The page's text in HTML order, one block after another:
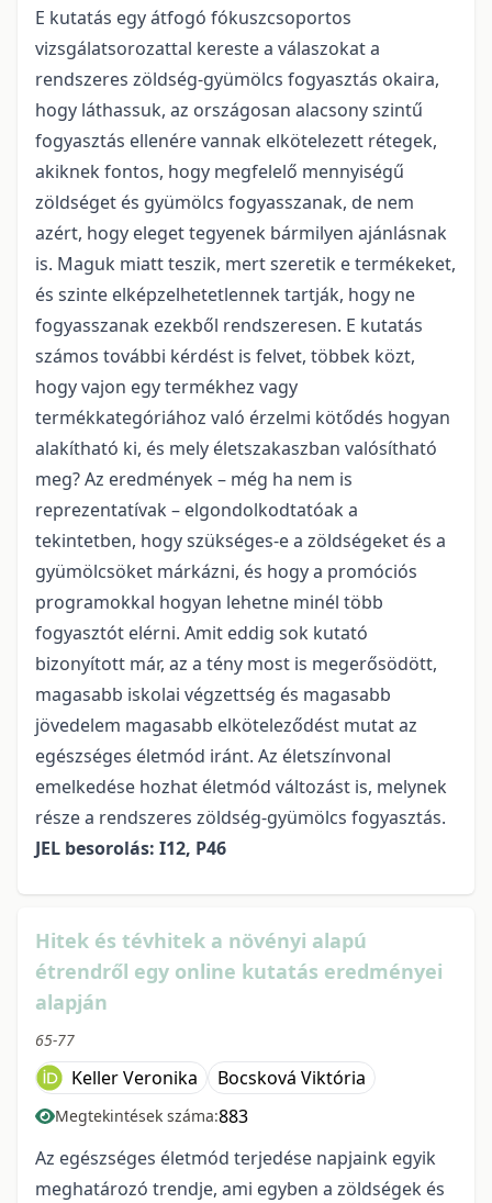
E kutatás egy átfogó fókuszcsoportos
vizsgálatsorozattal kereste a válaszokat a
rendszeres zöldség-gyümölcs fogyasztás okaira,
hogy láthassuk, az országosan alacsony szintű
fogyasztás ellenére vannak elkötelezett rétegek,
akiknek fontos, hogy megfelelő mennyiségű
zöldséget és gyümölcs fogyasszanak, de nem
azért, hogy eleget tegyenek bármilyen ajánlásnak
is. Maguk miatt teszik, mert szeretik e termékeket,
és szinte elképzelhetetlennek tartják, hogy ne
fogyasszanak ezekből rendszeresen. E kutatás
számos további kérdést is felvet, többek közt,
hogy vajon egy termékhez vagy
termékkategóriához való érzelmi kötődés hogyan
alakítható ki, és mely életszakaszban valósítható
meg? Az eredmények – még ha nem is
reprezentatívak – elgondolkodtatóak a
tekintetben, hogy szükséges-e a zöldségeket és a
gyümölcsöket márkázni, és hogy a promóciós
programokkal hogyan lehetne minél több
fogyasztót elérni. Amit eddig sok kutató
bizonyított már, az a tény most is megerősödött,
magasabb iskolai végzettség és magasabb
jövedelem magasabb elköteleződést mutat az
egészséges életmód iránt. Az életszínvonal
emelkedése hozhat életmód változást is, melynek
része a rendszeres zöldség-gyümölcs fogyasztás.
JEL besorolás: I12, P46
Hitek és tévhitek a növényi alapú
étrendről egy online kutatás eredményei
alapján
65-77
Keller Veronika Bocsková Viktória
Megtekintések száma:883
Az egészséges életmód terjedése napjaink egyik
meghatározó trendje, ami egyben a zöldségek és